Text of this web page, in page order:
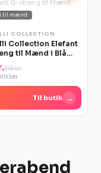
til mænd
COLLECTION
Collection Elefant
til Mænd i Blå
149 kr.
Til butik →